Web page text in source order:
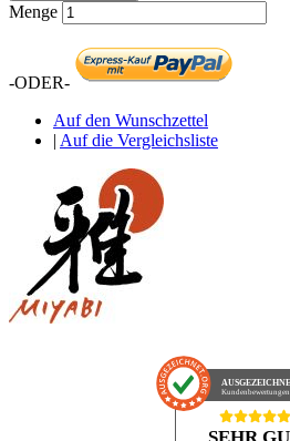
Menge
-ODER-
Auf den Wunschzettel
| Auf die Vergleichsliste
Kundenbewertungen
SEHR